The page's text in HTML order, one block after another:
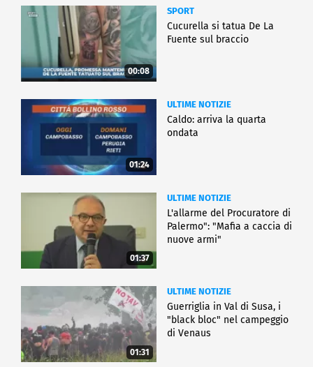
00:08
SPORT
Cucurella si tatua De La
Fuente sul braccio
01:24
ULTIME NOTIZIE
Caldo: arriva la quarta
ondata
01:37
ULTIME NOTIZIE
L'allarme del Procuratore di
Palermo": "Mafia a caccia di
nuove armi"
01:31
ULTIME NOTIZIE
Guerriglia in Val di Susa, i
"black bloc" nel campeggio
di Venaus